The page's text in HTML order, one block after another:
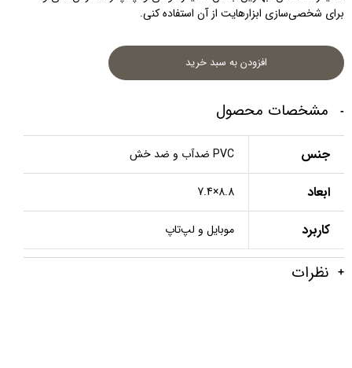
برای شخصی‌سازی ابزارهایت از آن استفاده کنی.
افزودن به سبد خرید
مشخصات محصول
جنس PVC ضدآب و ضد خش
ابعاد 8.8×7.4
کاربرد موبایل و لپ‌تاپ
نظرات